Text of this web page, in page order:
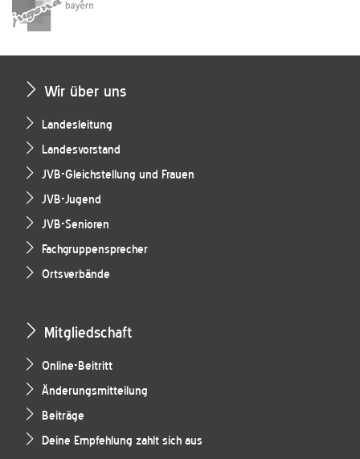
Wir über uns
Landesleitung
Landesvorstand
JVB-Gleichstellung und Frauen
JVB-Jugend
JVB-Senioren
Fachgruppensprecher
Ortsverbände
Mitgliedschaft
Online-Beitritt
Änderungsmitteilung
Beiträge
Deine Empfehlung zahlt sich aus